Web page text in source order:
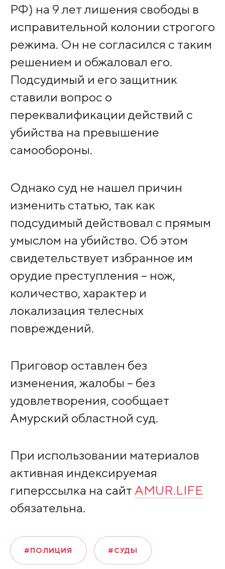
РФ) на 9 лет лишения свободы в
исправительной колонии строгого
режима. Он не согласился с таким
решением и обжаловал его.
Подсудимый и его защитник
ставили вопрос о
переквалификации действий с
убийства на превышение
самообороны.
Однако суд не нашел причин
изменить статью, так как
подсудимый действовал с прямым
умыслом на убийство. Об этом
свидетельствует избранное им
орудие преступления – нож,
количество, характер и
локализация телесных
повреждений.
Приговор оставлен без
изменения, жалобы – без
удовлетворения, сообщает
Амурский областной суд.
При использовании материалов
активная индексируемая
гиперссылка на сайт AMUR.LIFE
обязательна.
#ПОЛИЦИЯ #СУДЫ